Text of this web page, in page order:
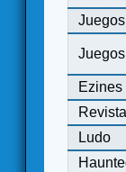
Juegos
Ezines
Ludo